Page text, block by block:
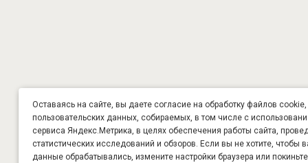
Оставаясь на сайте, вы даете согласие на обработку файлов cookie,
пользовательских данных, собираемых, в том числе с
сервиса Яндекс.Метрика, в целях обеспечения работы сайта,
статистических исследований и обзоров. Если вы не хотите, чтобы
данные обрабатывались, измените настройки браузера или